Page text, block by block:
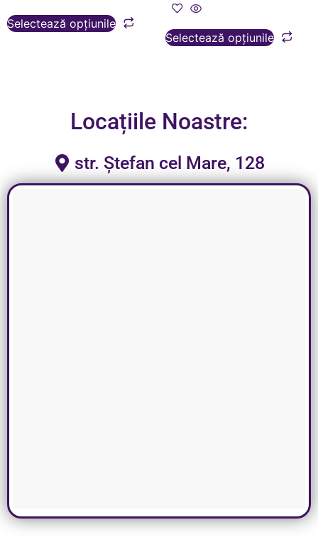
Selectează opțiunile
Selectează opțiunile
Locațiile Noastre:
str. Ștefan cel Mare, 128